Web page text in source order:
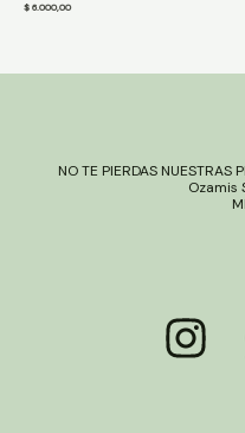
$6.000,00
NO TE PIERDAS NUESTRAS
Ozamis